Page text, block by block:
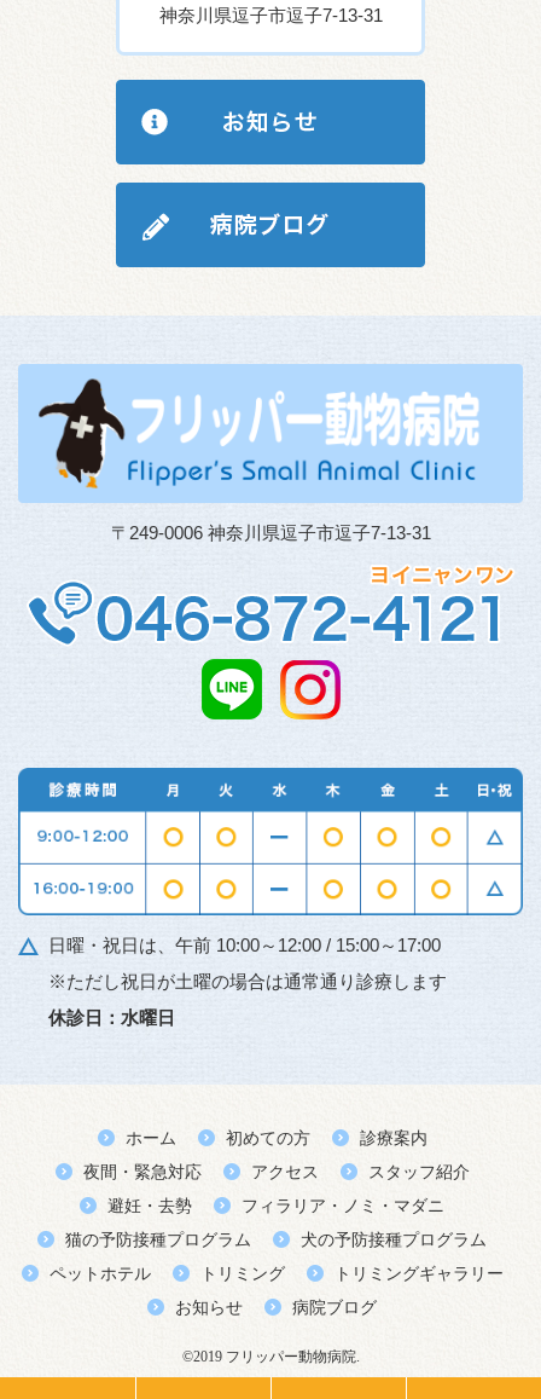
神奈川県逗子市逗子7-13-31
〒249-0006 神奈川県逗子市逗子7-13-31
日曜・祝日は、午前 10:00～12:00 / 15:00～17:00
※ただし祝日が土曜の場合は通常通り診療します
休診日：水曜日
ホーム 初めての方
診療案内
夜間・緊急対応
アクセス
スタッフ紹介
避妊・去勢
フィラリア・ノミ・マダニ
猫の予防接種プログラム
犬の予防接種プログラム
ペットホテル
トリミング
トリミングギャラリー
お知らせ
病院ブログ
©2019 フリッパー動物病院.